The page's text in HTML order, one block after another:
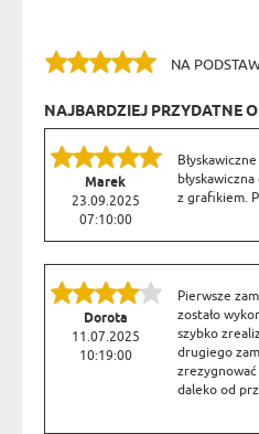
NA
NAJBARDZIEJ PRZYDATNE
Marek
23.09.2025
07:10:00
z grafikiem.
Dorota
11.07.2025
10:19:00
Pierwsze
zostało
szybko
drugiego
daleko od